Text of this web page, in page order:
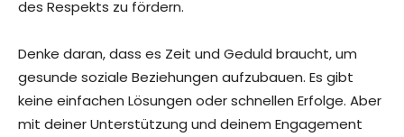
des Respekts zu fördern.
Denke daran, dass es Zeit und Geduld braucht, um
gesunde soziale Beziehungen aufzubauen. Es gibt
keine einfachen Lösungen oder schnellen Erfolge. Aber
mit deiner Unterstützung und deinem Engagement